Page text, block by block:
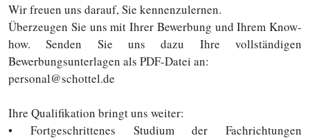
Wir freuen uns darauf, Sie kennenzulernen.
Überzeugen Sie uns mit Ihrer Bewerbung und Ihrem Know-
how. Senden Sie uns dazu Ihre vollständigen
Bewerbungsunterlagen als PDF-Datei an:
personal@schottel.de
Ihre Qualifikation bringt uns weiter:
• Fortgeschrittenes Studium der Fachrichtungen